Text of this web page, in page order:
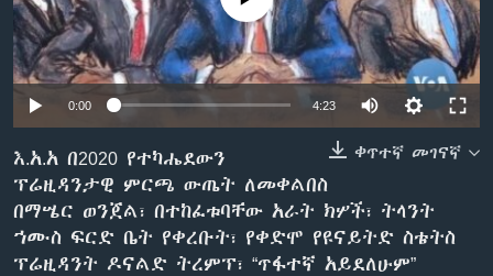
ቋንቋዎች
0:00 4:23
ቀጥተኛ መገናኛ
እ.አ.አ በ2020 የተካሔደውን
ፕሬዚዳንታዊ ምርጫ ውጤት ለመቀልበስ
በማሤር ወንጀል፣ በተከፈቱባቸው አራት ክሦች፣ ትላንት
ኀሙስ ፍርድ ቤት የቀረቡት፣ የቀድሞ የዩናይትድ ስቴትስ
ፕሬዚዳንት ዶናልድ ትረምፕ፣ “ጥፋተኛ አይደለሁም”